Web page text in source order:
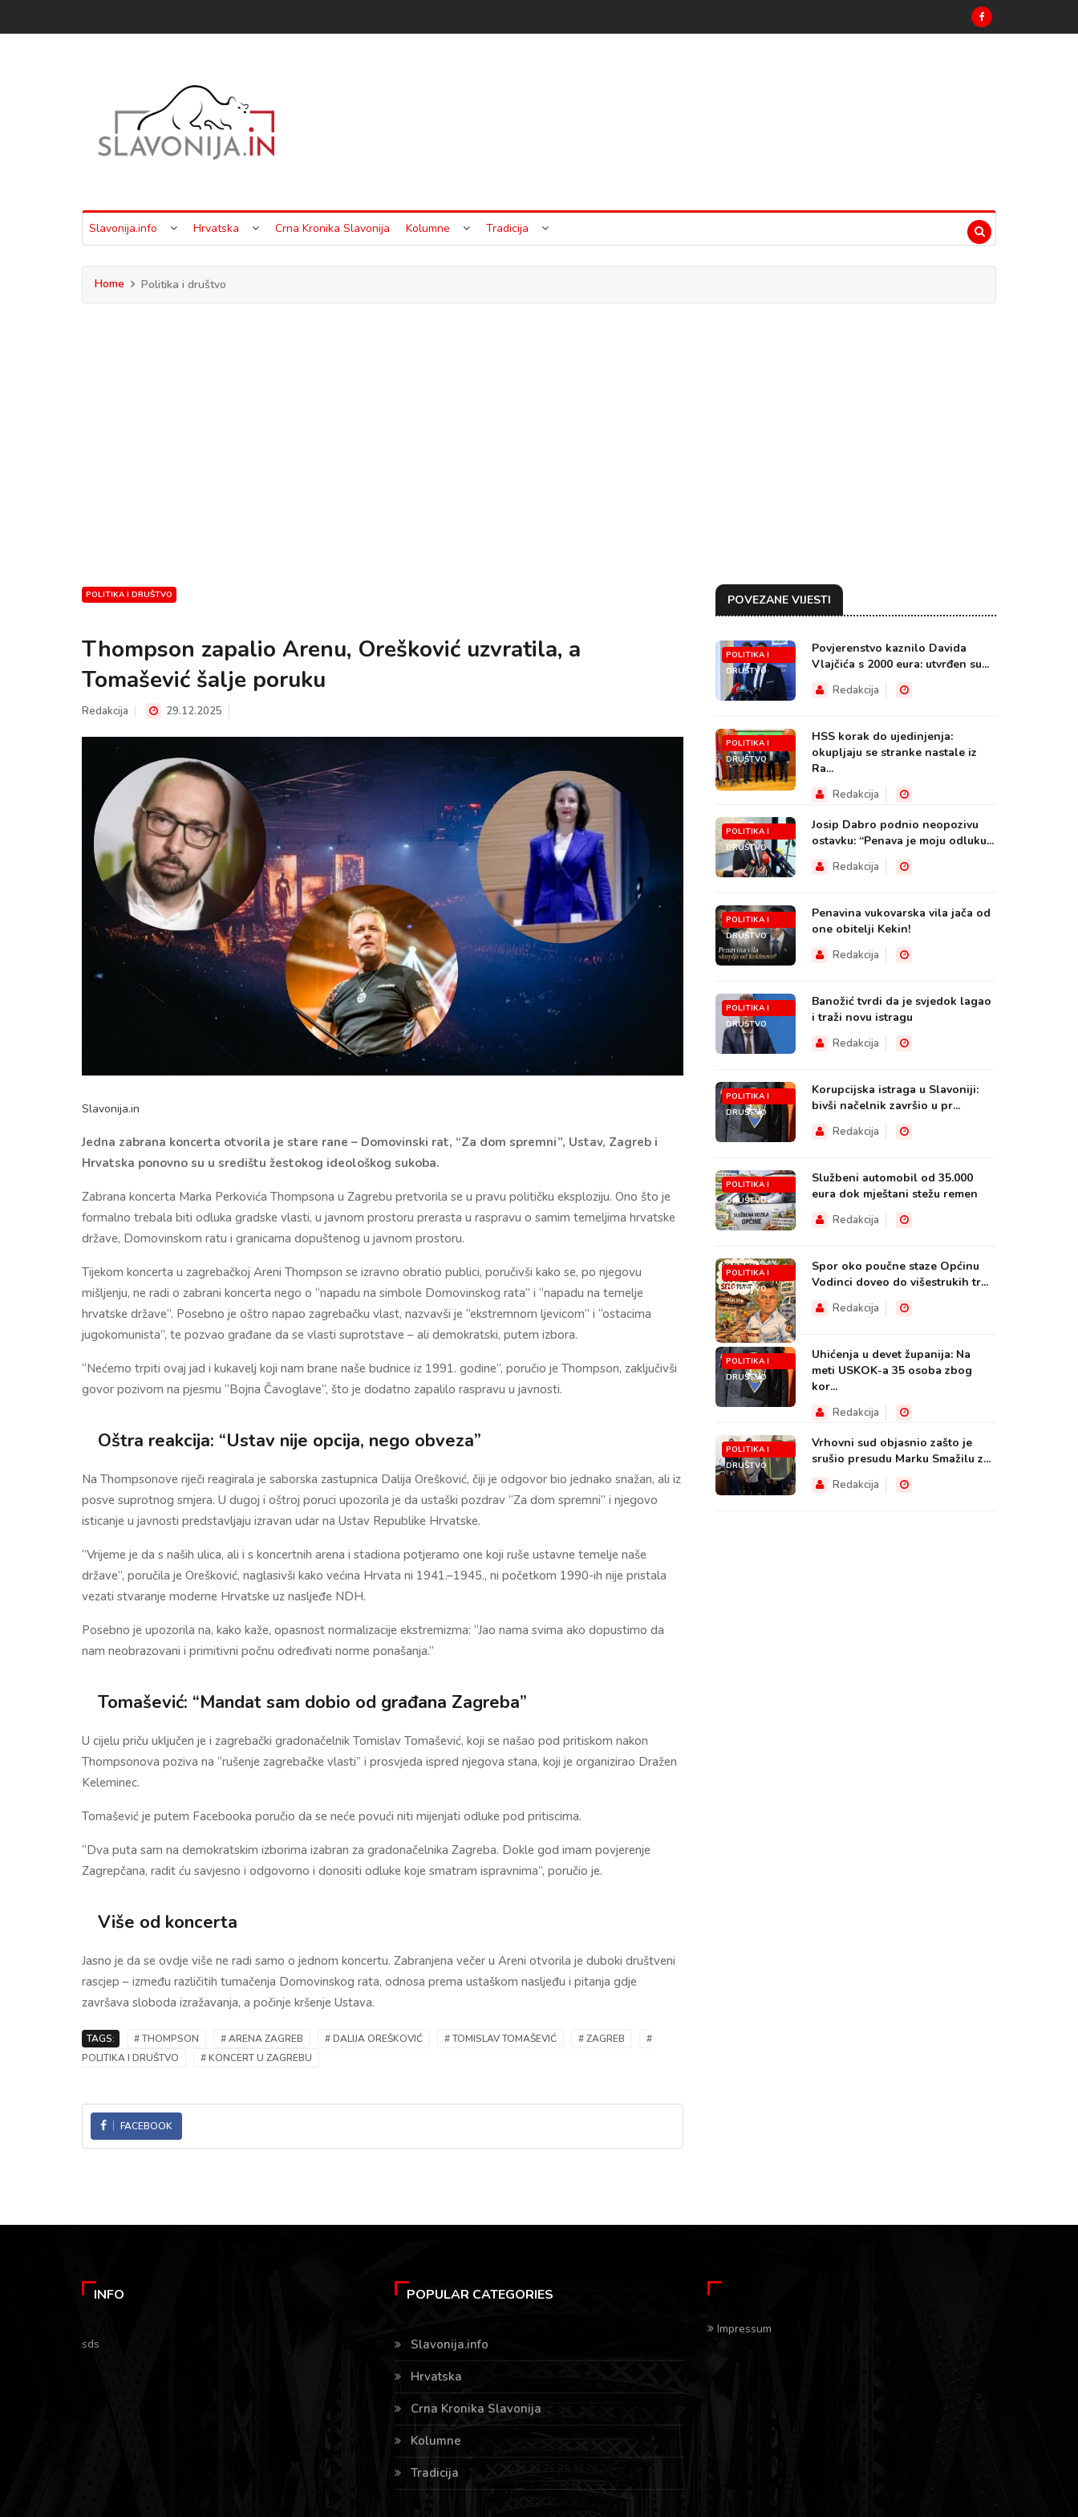
Slavonija.info Hrvatska Crna Kronika Slavonija Kolumne Tradicija
Home Politika i društvo
POLITIKA I DRUŠTVO
Thompson zapalio Arenu, Orešković uzvratila, a
Tomašević šalje poruku
Redakcija 29.12.2025
Slavonija.in
Jedna zabrana koncerta otvorila je stare rane – Domovinski rat, “Za dom spremni”, Ustav, Zagreb i
Hrvatska ponovno su u središtu žestokog ideološkog sukoba.
Zabrana koncerta Marka Perkovića Thompsona u Zagrebu pretvorila se u pravu političku eksploziju. Ono što je
formalno trebala biti odluka gradske vlasti, u javnom prostoru prerasta u raspravu o samim temeljima hrvatske
države, Domovinskom ratu i granicama dopuštenog u javnom prostoru.
Tijekom koncerta u zagrebačkoj Areni Thompson se izravno obratio publici, poručivši kako se, po njegovu
mišljenju, ne radi o zabrani koncerta nego o “napadu na simbole Domovinskog rata” i “napadu na temelje
hrvatske države”. Posebno je oštro napao zagrebačku vlast, nazvavši je “ekstremnom ljevicom” i “ostacima
jugokomunista”, te pozvao građane da se vlasti suprotstave – ali demokratski, putem izbora.
“Nećemo trpiti ovaj jad i kukavelj koji nam brane naše budnice iz 1991. godine”, poručio je Thompson, zaključivši
govor pozivom na pjesmu “Bojna Čavoglave”, što je dodatno zapalilo raspravu u javnosti.
Oštra reakcija: “Ustav nije opcija, nego obveza”
Na Thompsonove riječi reagirala je saborska zastupnica Dalija Orešković, čiji je odgovor bio jednako snažan, ali iz
posve suprotnog smjera. U dugoj i oštroj poruci upozorila je da ustaški pozdrav “Za dom spremni” i njegovo
isticanje u javnosti predstavljaju izravan udar na Ustav Republike Hrvatske.
“Vrijeme je da s naših ulica, ali i s koncertnih arena i stadiona potjeramo one koji ruše ustavne temelje naše
države”, poručila je Orešković, naglasivši kako većina Hrvata ni 1941.–1945., ni početkom 1990-ih nije pristala
vezati stvaranje moderne Hrvatske uz nasljeđe NDH.
Posebno je upozorila na, kako kaže, opasnost normalizacije ekstremizma: “Jao nama svima ako dopustimo da
nam neobrazovani i primitivni počnu određivati norme ponašanja.”
Tomašević: “Mandat sam dobio od građana Zagreba”
U cijelu priču uključen je i zagrebački gradonačelnik Tomislav Tomašević, koji se našao pod pritiskom nakon
Thompsonova poziva na “rušenje zagrebačke vlasti” i prosvjeda ispred njegova stana, koji je organizirao Dražen
Keleminec.
Tomašević je putem Facebooka poručio da se neće povući niti mijenjati odluke pod pritiscima.
“Dva puta sam na demokratskim izborima izabran za gradonačelnika Zagreba. Dokle god imam povjerenje
Zagrepčana, radit ću savjesno i odgovorno i donositi odluke koje smatram ispravnima”, poručio je.
Više od koncerta
Jasno je da se ovdje više ne radi samo o jednom koncertu. Zabranjena večer u Areni otvorila je duboki društveni
rascjep – između različitih tumačenja Domovinskog rata, odnosa prema ustaškom nasljeđu i pitanja gdje
završava sloboda izražavanja, a počinje kršenje Ustava.
TAGS: # THOMPSON # ARENA ZAGREB # DALIJA OREŠKOVIĆ # TOMISLAV TOMAŠEVIĆ # ZAGREB
#
POLITIKA I DRUŠTVO
# KONCERT U ZAGREBU
FACEBOOK
POVEZANE VIJESTI
POLITIKA I
DRUŠTVO
Povjerenstvo kaznilo Davida
Vlajčića s 2000 eura: utvrđen su...
Redakcija
POLITIKA I
DRUŠTVO
HSS korak do ujedinjenja:
okupljaju se stranke nastale iz
Ra...
Redakcija
POLITIKA I
DRUŠTVO
Josip Dabro podnio neopozivu
ostavku: “Penava je moju odluku...
Redakcija
POLITIKA I
DRUŠTVO
Penavina vukovarska vila jača od
one obitelji Kekin!
Redakcija
POLITIKA I
DRUŠTVO
Banožić tvrdi da je svjedok lagao
i traži novu istragu
Redakcija
POLITIKA I
DRUŠTVO
Korupcijska istraga u Slavoniji:
bivši načelnik završio u pr...
Redakcija
POLITIKA I
DRUŠTVO
Službeni automobil od 35.000
eura dok mještani stežu remen
Redakcija
POLITIKA I
DRUŠTVO
Spor oko poučne staze Općinu
Vodinci doveo do višestrukih tr...
Redakcija
POLITIKA I
DRUŠTVO
Uhićenja u devet županija: Na
meti USKOK-a 35 osoba zbog
kor...
Redakcija
POLITIKA I
DRUŠTVO
Vrhovni sud objasnio zašto je
srušio presudu Marku Smažilu z...
Redakcija
INFO
sds
POPULAR CATEGORIES
Slavonija.info
Hrvatska
Crna Kronika Slavonija
Kolumne
Tradicija
Impressum